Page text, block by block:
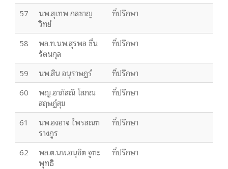
57
นพ.สุเทพ กลชาญ
วิทย์
ที่ปรึกษา
58
พล.ท.นพ.สุรพล ชื่น
รัตนกุล
ที่ปรึกษา
59 นพ.สิน อนุราษฏร์
ที่ปรึกษา
60
พญ.อาภัสณี โสภณ
สฤษฏ์สุข
ที่ปรึกษา
61
นพ.องอาจ ไพรสณฑ
รางกูร
ที่ปรึกษา
62
พล.ต.นพ.อนุชิต จูฑะ
พุทธิ
ที่ปรึกษา